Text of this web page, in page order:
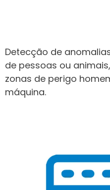
Detecção de
de pessoas ou
zonas de perigo
máquina.